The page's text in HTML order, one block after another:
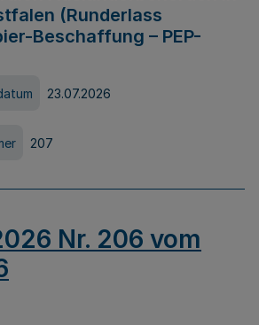
(Runderlass
Beschaffung – PEP-
23.07.2026
207
Nr. 206 vom